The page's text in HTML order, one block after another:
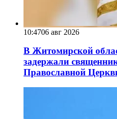
10:4706 авг 2026
В Житомирской
задержали
Православной